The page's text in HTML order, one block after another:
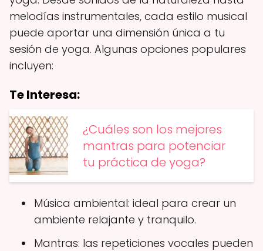
melodías instrumentales, cada estilo musical
puede aportar una dimensión única a tu
sesión de yoga. Algunas opciones populares
incluyen:
Te Interesa:
¿Cuáles son los mejores
mantras para potenciar
tu práctica de yoga?
Música ambiental: ideal para crear un
ambiente relajante y tranquilo.
Mantras: las repeticiones vocales pueden